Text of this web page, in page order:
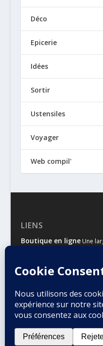
Déco
Epicerie
Idées
Sortir
Ustensiles
Voyager
Web compil'
LIENS
Boutique en ligneUne
Malts & HoublonsLe site
Conçu par Elegant